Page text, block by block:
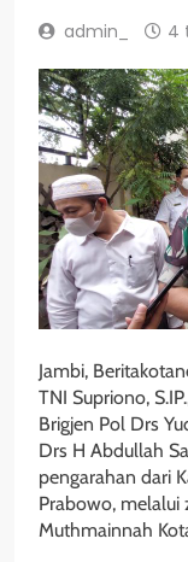
admin_ 4
Jambi,
TNI Supriono,
Brigjen Pol Drs
Drs H Abdullah
pengarahan dari
Prabowo,
Muthmainnah